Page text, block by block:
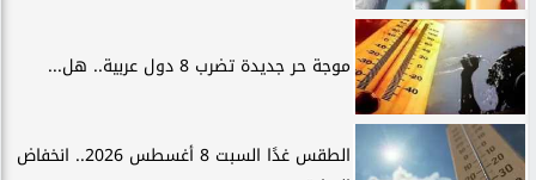
موجة حر جديدة تضرب 8 دول عربية.. هل...
الطقس غدًا السبت 8 أغسطس 2026.. انخفاض